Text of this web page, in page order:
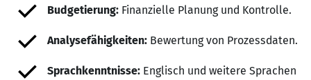
Budgetierung: Finanzielle Planung und Kontrolle.
Analysefähigkeiten: Bewertung von Prozessdaten.
Sprachkenntnisse: Englisch und weitere Sprachen